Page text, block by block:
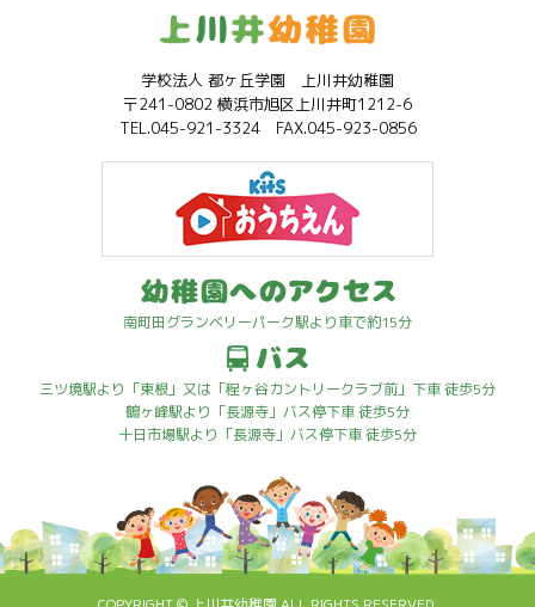
学校法人 都ヶ丘学園 上川井幼稚園
〒241-0802 横浜市旭区上川井町1212-6
TEL.045-921-3324 FAX.045-923-0856
南町田グランベリーパーク駅より車で約15分
三ツ境駅より「東根」又は「程ヶ谷カントリークラブ前」下車 徒歩5分
鶴ヶ峰駅より「長源寺」バス停下車 徒歩5分
十日市場駅より「長源寺」バス停下車 徒歩5分